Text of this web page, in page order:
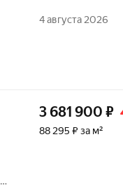
4 августа 2026
3 681 900 ₽
88 295 ₽ за м²